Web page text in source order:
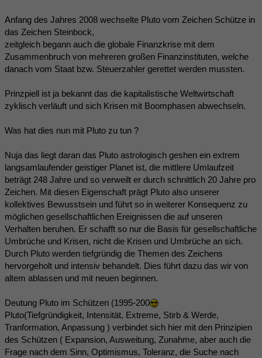
Anfang des Jahres 2008 wechselte Pluto vom Zeichen Schütze in
das Zeichen Steinbock,
zeitgleich begann auch die globale Finanzkrise mit dem
Zusammenbruch von mehreren großen Finanzinstituten, welche
danach vom Staat bzw. Steuerzahler gerettet werden mussten.
Prinzpiell ist ja bekannt das die kapitalistische Weltwirtschaft
zyklisch verläuft und sich Krisen mit Boomphasen abwechseln.
Was hat dies nun mit Pluto zu tun ?
Nuja das liegt daran das Pluto astrologisch geshen ein extrem
langsamlaufender geistiger Planet ist, die mittlere Umlaufzeit
beträgt 248 Jahre und so verweilt er durch schnittlich 20 Jahre pro
Zeichen. Mit diesen Eigenschaft prägt Pluto also unserer
kollektives Bewusstsein und führt so in weiterer Konsequenz zu
möglichen gesellschaftlichen Ereignissen die auf unseren
Verhalten beruhen. Er schafft so nur die Basis für gesellschaftliche
Umbrüche und Krisen, nicht die Krisen und Umbrüche an sich.
Durch Pluto werden tiefgründig die Themen des Zeichens
hervorgeholt und intensiv behandelt. Dies führt dazu das wir von
altem ablassen und mit neuen beginnen.
Deutung Pluto im Schützen (1995-200
Pluto(Tiefgründigkeit, Intensität, Extreme, Stirb & Werde,
Tranformation, Anpassung ) verbindet sich hier mit den Prinzipien
des Schützen ( Expansion, Ausweitung, Zunahme, aber auch die
Frage nach dem Sinn, Optimismus, Toleranz, die Suche nach